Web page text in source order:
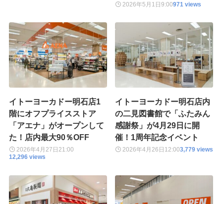
2026年5月1日9:00971 views
イトーヨーカドー明石店1
階にオフプライスストア
「アエナ」がオープンして
た！店内最大90％OFF
2026年4月27日 21:00
12,296 views
イトーヨーカドー明石店内
の二見図書館で「ふたみん
感謝祭」が4月29日に開
催！1周年記念イベント
2026年4月26日 12:003,779 views